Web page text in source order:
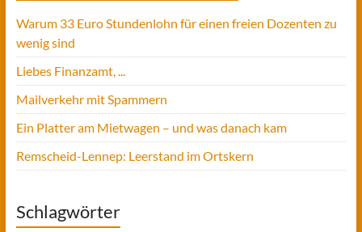
Warum 33 Euro Stundenlohn für einen freien Dozenten zu
wenig sind
Liebes Finanzamt, ...
Mailverkehr mit Spammern
Ein Platter am Mietwagen – und was danach kam
Remscheid-Lennep: Leerstand im Ortskern
Schlagwörter